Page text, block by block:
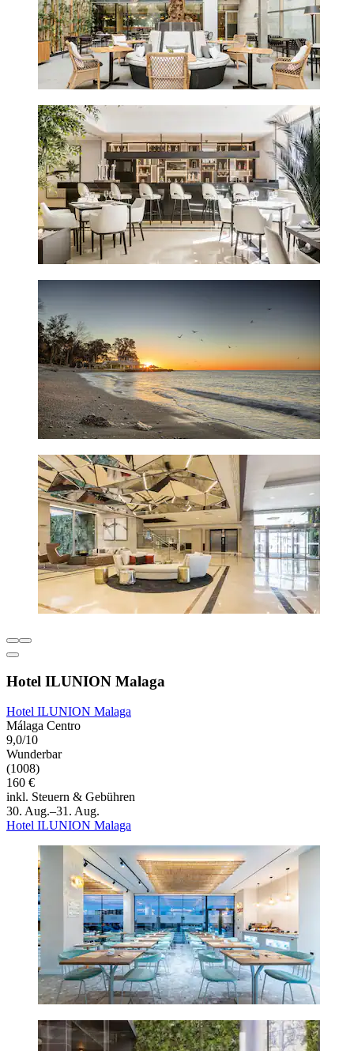
Hotel ILUNION Malaga
Hotel ILUNION Malaga
Málaga Centro
9,0/10
Wunderbar
(1008)
160 €
inkl. Steuern & Gebühren
30. Aug.–31. Aug.
Hotel ILUNION Malaga